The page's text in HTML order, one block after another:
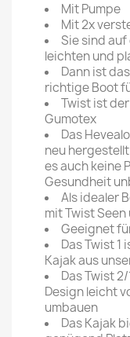
Mit Pumpe
Mit 2x
Sie sind auf
leichten und
Dann ist
richtige Boot
Twist ist
Gumotex
Das
neu
es auch keine
Gesundheit
Als idealer
mit Twist
Geeignet
Das Twist
Kajak aus
Das Twist
Design leicht
umbauen
Das Kajak